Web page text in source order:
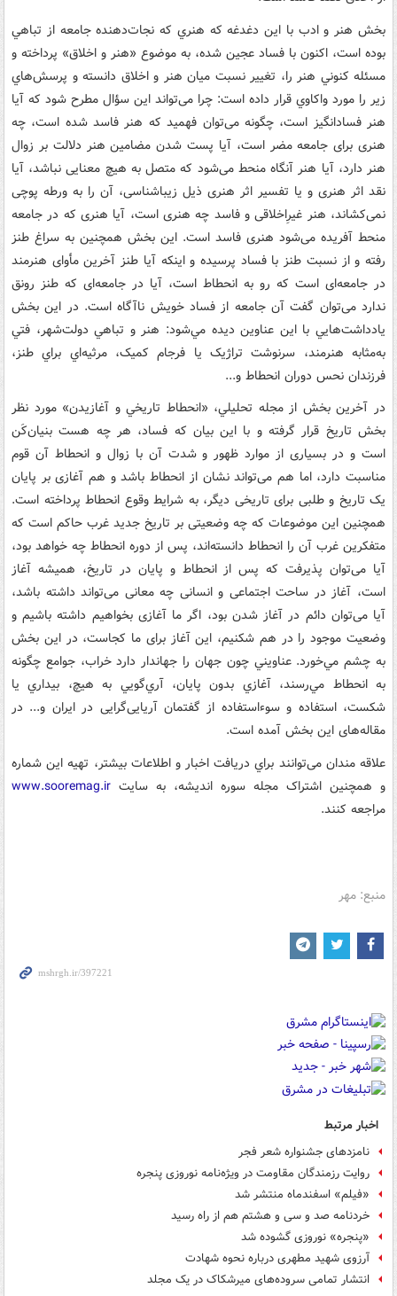
بخش هنر و ادب با اين دغدغه که هنري که نجات‌دهنده جامعه از تباهي
بوده است، اکنون با فساد عجين شده، به موضوع «هنر و اخلاق» پرداخته و
مسئله کنوني هنر را، تغییر نسبت میان هنر و اخلاق دانسته و پرسش‌هاي
زير را مورد واکاوي قرار داده است: چرا می‌تواند این سؤال مطرح شود که آیا
هنر فسادانگیز است، چگونه می‌توان فهمید که هنر فاسد شده است، چه
هنری برای جامعه مضر است، آیا پست شدن مضامین هنر دلالت بر زوال
هنر دارد، آیا هنر آنگاه منحط می‌شود که متصل به هیچ معنایی نباشد، آیا
نقد اثر هنری و یا تفسیر اثر هنری ذیل زیباشناسی، آن را به ورطه پوچی
نمی‌کشاند، هنر غیرِاخلاقی و فاسد چه هنری است، آیا هنری که در جامعه
منحط آفریده می‌شود هنری فاسد است. اين بخش همچنين به سراغ طنز
رفته و از نسبت طنز با فساد پرسيده و اينکه آیا طنز آخرین مأوای هنرمند
در جامعه‌ای است که رو به انحطاط است، آیا در جامعه‌ای که طنز رونق
ندارد می‌توان گفت آن جامعه از فساد خویش ناآگاه است. در اين بخش
يادداشت‌هايي با اين عناوين ديده مي‌شود: هنر و تباهي دولت‌شهر، فتي
به‌مثابه هنرمند، سرنوشت تراژيک يا فرجام کميک، مرثيه‌اي براي طنز،
فرزندان نحس دوران انحطاط و...
در آخرين بخش از مجله تحليلي، «انحطاط تاريخي و آغازيدن» مورد نظر
بخش تاريخ قرار گرفته و با اين بيان که فساد، هر چه هست بنیان‌کَن
است و در بسیاری از موارد ظهور و شدت آن با زوال و انحطاط آن قوم
مناسبت دارد، اما هم می‌تواند نشان از انحطاط باشد و هم آغازی بر پایان
یک تاریخ و طلبی برای تاریخی دیگر، به شرايط وقوع انحطاط پرداخته است.
همچنين اين موضوعات که چه وضعیتی بر تاریخ جدید غرب حاکم است که
متفکرین غرب آن را انحطاط دانسته‌اند، پس از دوره‌ انحطاط چه خواهد بود،
آیا می‌توان پذیرفت که پس از انحطاط و پایان در تاریخ، همیشه آغاز
است، آغاز در ساحت اجتماعی و انسانی چه معانی می‌تواند داشته باشد،
آیا می‌توان دائم در آغاز شدن بود، اگر ما آغازی بخواهیم داشته باشیم و
وضعیت موجود را در هم شکنیم، این آغاز برای ما کجاست، در اين بخش
به چشم مي‌خورد. عناويني چون جهان را جهاندار دارد خراب، جوامع چگونه
به انحطاط مي‌رسند، آغازي بدون پايان، آري‌گويي به هيچ، بيداري يا
شکست، استفاده و سوءاستفاده از گفتمان آریایی‌گرایی در ایران و... در
مقاله‌های اين بخش آمده است.
علاقه مندان می‌توانند براي دريافت اخبار و اطلاعات بيشتر، تهيه‌ اين شماره
و همچنين اشتراک مجله‌ سوره انديشه، به سايت www.sooremag.ir
مراجعه کنند.
منبع: مهر
اخبار مرتبط
نامزدهای جشنواره شعر فجر
روایت رزمندگان مقاومت در ویژه‌نامه نوروزی پنجره
«فیلم» اسفندماه منتشر شد
خردنامه صد و سی و هشتم هم از راه رسید
«پنجره» نوروزی گشوده شد
آرزوی شهید مطهری درباره نحوه شهادت
انتشار تمامی سروده‌های میرشکاک در یک مجلد